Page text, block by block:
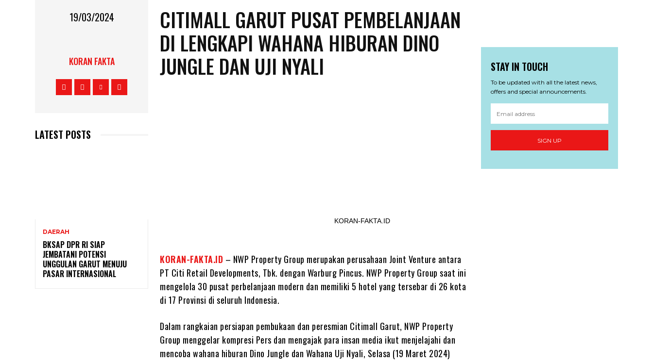
19/03/2024
KORAN FAKTA
LATEST POSTS
DAERAH
BKSAP DPR RI SIAP
JEMBATANI POTENSI
UNGGULAN GARUT MENUJU
PASAR INTERNASIONAL
CITIMALL GARUT PUSAT PEMBELANJAAN
DI LENGKAPI WAHANA HIBURAN DINO
JUNGLE DAN UJI NYALI
KORAN-FAKTA.ID
KORAN-FAKTA.ID – NWP Property Group merupakan perusahaan Joint Venture antara
PT Citi Retail Developments, Tbk. dengan Warburg Pincus. NWP Property Group saat ini
mengelola 30 pusat perbelanjaan modern dan memiliki 5 hotel yang tersebar di 26 kota
di 17 Provinsi di seluruh Indonesia.
Dalam rangkaian persiapan pembukaan dan peresmian Citimall Garut, NWP Property
Group menggelar kompresi Pers dan mengajak para insan media ikut menjelajahi dan
mencoba wahana hiburan Dino Jungle dan Wahana Uji Nyali, Selasa (19 Maret 2024)
STAY IN TOUCH
To be updated with all the latest news,
offers and special announcements.
SIGN UP